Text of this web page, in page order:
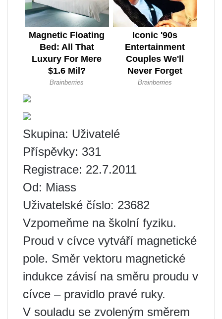
Skupina: Uživatelé
Příspěvky: 331
Registrace: 22.7.2011
Od: Miass
Uživatelské číslo: 23682
Vzpomeňme na školní fyziku.
Proud v cívce vytváří magnetické
pole. Směr vektoru magnetické
indukce závisí na směru proudu v
cívce – pravidlo pravé ruky.
V souladu se zvoleným směrem